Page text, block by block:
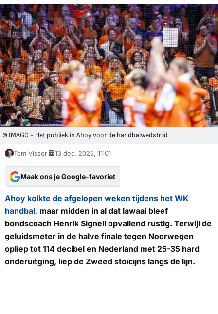
© IMAGO - Het publiek in Ahoy voor de handbalwedstrijd
Tom Visser 13 dec. 2025, 11:01
Maak ons je Google-favoriet
Ahoy kolkte de afgelopen weken tijdens het WK
handbal, maar midden in al dat lawaai bleef
bondscoach Henrik Signell opvallend rustig. Terwijl de
geluidsmeter in de halve finale tegen Noorwegen
opliep tot 114 decibel en Nederland met 25-35 hard
onderuitging, liep de Zweed stoïcijns langs de lijn.